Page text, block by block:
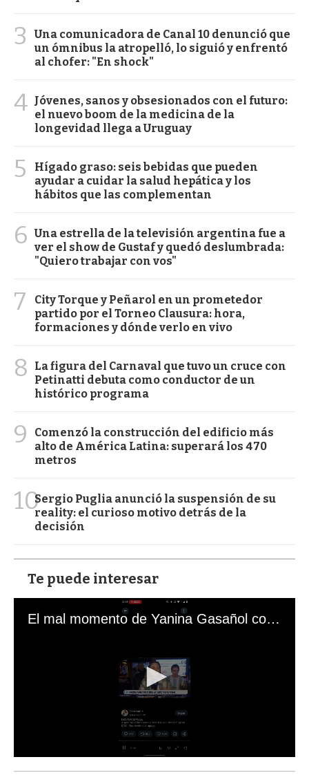
3
Una comunicadora de Canal 10 denunció que
un ómnibus la atropelló, lo siguió y enfrentó
al chofer: "En shock"
4 Jóvenes, sanos y obsesionados con el futuro:
el nuevo boom de la medicina de la
longevidad llega a Uruguay
5
Hígado graso: seis bebidas que pueden
ayudar a cuidar la salud hepática y los
hábitos que las complementan
6 Una estrella de la televisión argentina fue a
ver el show de Gustaf y quedó deslumbrada:
"Quiero trabajar con vos"
7
City Torque y Peñarol en un prometedor
partido por el Torneo Clausura: hora,
formaciones y dónde verlo en vivo
8
La figura del Carnaval que tuvo un cruce con
Petinatti debuta como conductor de un
histórico programa
9
Comenzó la construcción del edificio más
alto de América Latina: superará los 470
metros
10Sergio Puglia anunció la suspensión de su
reality: el curioso motivo detrás de la
decisión
Te puede interesar
El mal momento de Yanina Gasañol con un hincha argentino en "Subrayado"
s